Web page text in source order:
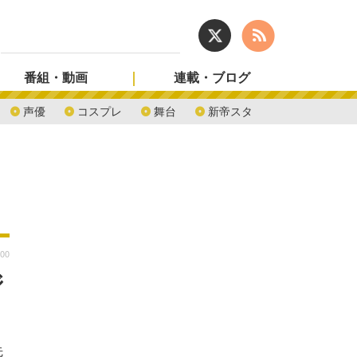
声優 コスプレ 舞台 新帝スタ
番組・動画 連載・ブログ